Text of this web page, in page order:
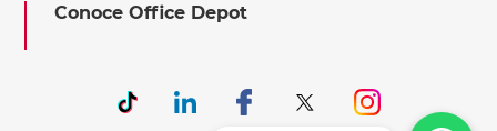
Conoce Office Depot